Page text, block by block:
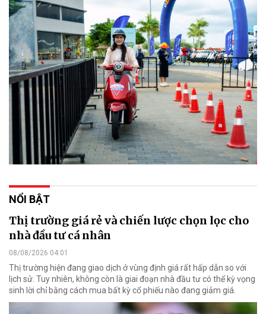
NỔI BẬT
Thị trường giá rẻ và chiến lược chọn lọc cho
nhà đầu tư cá nhân
08/08/2026 04:01
Thị trường hiện đang giao dịch ở vùng định giá rất hấp dẫn so với
lịch sử. Tuy nhiên, không còn là giai đoạn nhà đầu tư có thể kỳ vọng
sinh lời chỉ bằng cách mua bất kỳ cổ phiếu nào đang giảm giá.